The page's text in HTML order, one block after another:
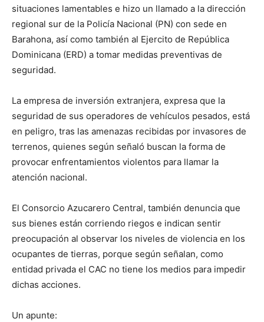
situaciones lamentables e hizo un llamado a la dirección
regional sur de la Policía Nacional (PN) con sede en
Barahona, así como también al Ejercito de República
Dominicana (ERD) a tomar medidas preventivas de
seguridad.
La empresa de inversión extranjera, expresa que la
seguridad de sus operadores de vehículos pesados, está
en peligro, tras las amenazas recibidas por invasores de
terrenos, quienes según señaló buscan la forma de
provocar enfrentamientos violentos para llamar la
atención nacional.
El Consorcio Azucarero Central, también denuncia que
sus bienes están corriendo riegos e indican sentir
preocupación al observar los niveles de violencia en los
ocupantes de tierras, porque según señalan, como
entidad privada el CAC no tiene los medios para impedir
dichas acciones.
Un apunte: